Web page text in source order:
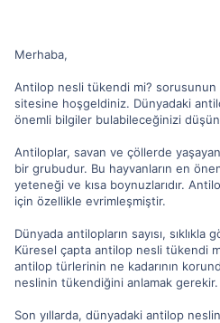
Merhaba,
Antilop nesli tükendi mi? sorusunun
sitesine hoşgeldiniz. Dünyadaki
önemli bilgiler bulabileceğinizi
Antiloplar, savan ve çöllerde
bir grubudur. Bu hayvanların en
yeteneği ve kısa boynuzlarıdır.
için özellikle evrimleşmiştir.
Dünyada antilopların sayısı, sıklıkla
Küresel çapta antilop nesli tükendi
antilop türlerinin ne kadarının
neslinin tükendiğini anlamak gerekir.
Son yıllarda, dünyadaki antilop